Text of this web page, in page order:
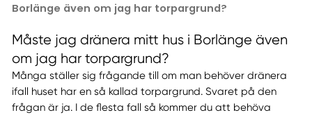
Borlänge även om jag har torpargrund?
Måste jag dränera mitt hus i Borlänge även
om jag har torpargrund?
Många ställer sig frågande till om man behöver dränera
ifall huset har en så kallad torpargrund. Svaret på den
frågan är ja. I de flesta fall så kommer du att behöva